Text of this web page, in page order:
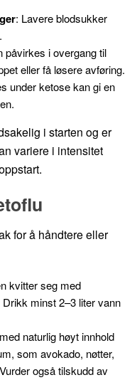
: Lavere blodsukker
påvirkes i overgang til
eller få løsere avføring.
under ketose kan gi en
i starten og er
variere i intensitet
for å håndtere eller
kvitter seg med
minst 2–3 liter vann
naturlig høyt innhold
som avokado, nøtter,
også tilskudd av